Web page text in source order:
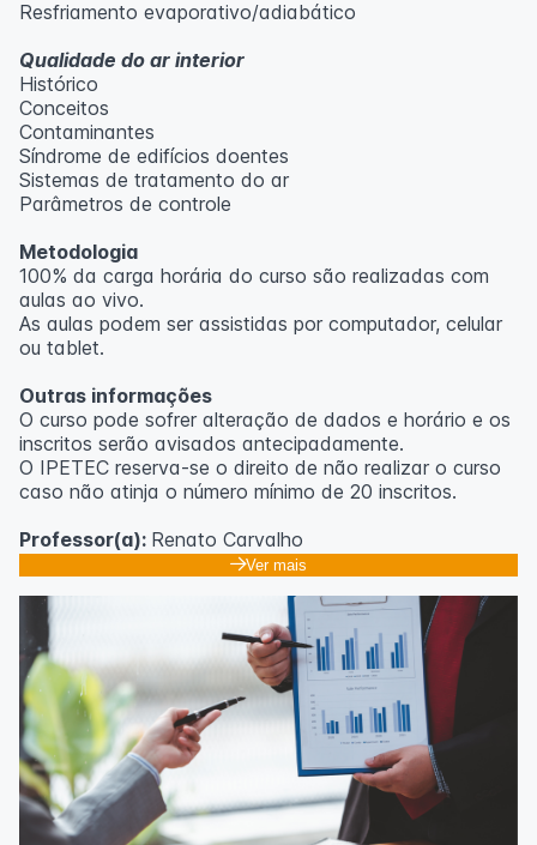
Resfriamento evaporativo/adiabático
Qualidade do ar interior
Histórico
Conceitos
Contaminantes
Síndrome de edifícios doentes
Sistemas de tratamento do ar
Parâmetros de controle
Metodologia
100% da carga horária do curso são realizadas com
aulas ao vivo.
As aulas podem ser assistidas por computador, celular
ou tablet.
Outras informações
O curso pode sofrer alteração de dados e horário e os
inscritos serão avisados ​​antecipadamente.
O IPETEC reserva-se o direito de não realizar o curso
caso não atinja o número mínimo de 20 inscritos.
Professor(a): Renato Carvalho
Ver mais